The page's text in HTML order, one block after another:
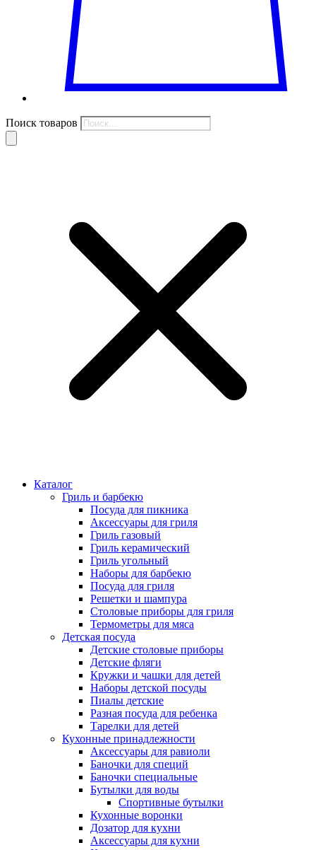
Поиск товаров
Каталог
Гриль и барбекю
Посуда для пикника
Аксессуары для гриля
Гриль газовый
Гриль керамический
Гриль угольный
Наборы для барбекю
Посуда для гриля
Решетки и шампура
Столовые приборы для гриля
Термометры для мяса
Детская посуда
Детские столовые приборы
Детские фляги
Кружки и чашки для детей
Наборы детской посуды
Пиалы детские
Разная посуда для ребенка
Тарелки для детей
Кухонные принадлежности
Аксессуары для равиоли
Баночки для специй
Баночки специальные
Бутылки для воды
Спортивные бутылки
Кухонные воронки
Дозатор для кухни
Аксессуары для кухни